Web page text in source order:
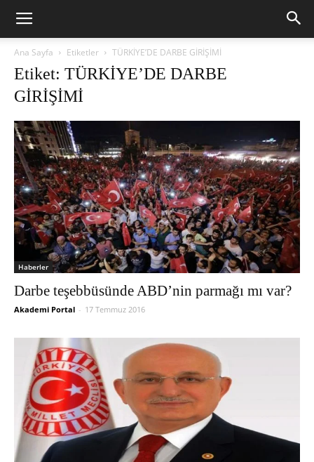
Ana Sayfa Etiketler TÜRKİYE’DE DARBE GİRİŞİMİ
Etiket: TÜRKİYE’DE DARBE
GİRİŞİMİ
Haberler
Darbe teşebbüsünde ABD’nin parmağı mı var?
Akademi Portal - 17 Temmuz 2016